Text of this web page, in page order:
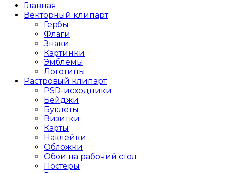
Главная
Векторный клипарт
Гербы
Флаги
Знаки
Картинки
Эмблемы
Логотипы
Растровый клипарт
PSD-исходники
Бейджи
Буклеты
Визитки
Карты
Наклейки
Обложки
Обои на рабочий стол
Постеры